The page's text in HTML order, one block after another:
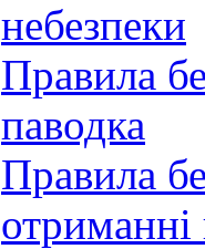
небезпеки
Правила
паводка
Правила